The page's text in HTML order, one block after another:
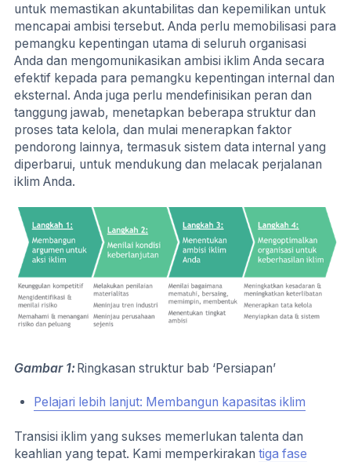
untuk memastikan akuntabilitas dan kepemilikan untuk
mencapai ambisi tersebut. Anda perlu memobilisasi para
pemangku kepentingan utama di seluruh organisasi
Anda dan mengomunikasikan ambisi iklim Anda secara
efektif kepada para pemangku kepentingan internal dan
eksternal. Anda juga perlu mendefinisikan peran dan
tanggung jawab, menetapkan beberapa struktur dan
proses tata kelola, dan mulai menerapkan faktor
pendorong lainnya, termasuk sistem data internal yang
diperbarui, untuk mendukung dan melacak perjalanan
iklim Anda.
Gambar 1:Ringkasan struktur bab ‘Persiapan’
Pelajari lebih lanjut: Membangun kapasitas iklim
Transisi iklim yang sukses memerlukan talenta dan
keahlian yang tepat. Kami memperkirakan tiga fase